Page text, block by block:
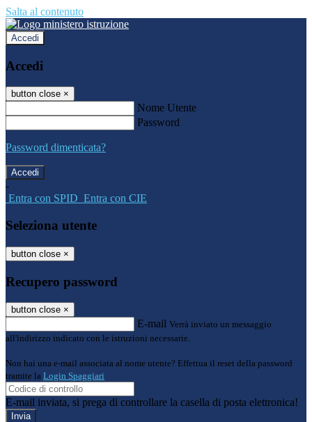
Salta al contenuto
Accedi
Accedi
button close ×
Nome Utente
Password
Password dimenticata?
-
Entra con SPID Entra con CIE
Seleziona utente
button close ×
Recupero password
button close ×
E-mail Verrà inviato un messaggio
all'indirizzo indicato con le istruzioni necessarie.
Non hai una e-mail associata al nome utente? Effettua il reset della password
tramite la Login Spaggiari
E-mail inviata, si prega di controllare la casella di posta elettronica!